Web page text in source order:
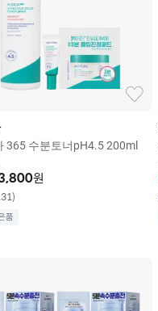
365 수분토너pH4.5 200ml
원
)
품